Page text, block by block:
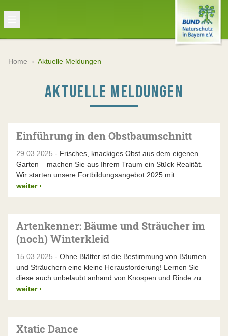
Home › Aktuelle Meldungen
AKTUELLE MELDUNGEN
Einführung in den Obstbaumschnitt
29.03.2025 - Frisches, knackiges Obst aus dem eigenen
Garten – machen Sie aus Ihrem Traum ein Stück Realität.
Wir starten unsere Fortbildungsangebot 2025 mit…
weiter ›
Artenkenner: Bäume und Sträucher im
(noch) Winterkleid
15.03.2025 - Ohne Blätter ist die Bestimmung von Bäumen
und Sträuchern eine kleine Herausforderung! Lernen Sie
diese auch unbelaubt anhand von Knospen und Rinde zu…
weiter ›
Xtatic Dance